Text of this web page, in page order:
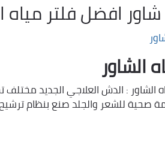
افضل فلتر مياه
الشاور
الشاور : الدش العلاجي الجديد
صحية للشعر والجلد صنع بنظام